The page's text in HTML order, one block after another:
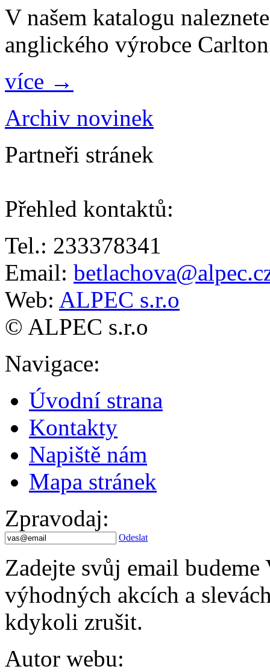
V našem katalogu
anglického výrobce
více →
Archiv novinek
Partneři stránek
Přehled kontaktů:
Tel.: 233378341
Email:
Web: ALPEC s.r.o
© ALPEC s.r.o
Navigace:
Úvodní strana
Kontakty
Napiště nám
Mapa stránek
Zpravodaj:
Odeslat
Zadejte svůj email
výhodných akcích a
kdykoli zrušit.
Autor webu: